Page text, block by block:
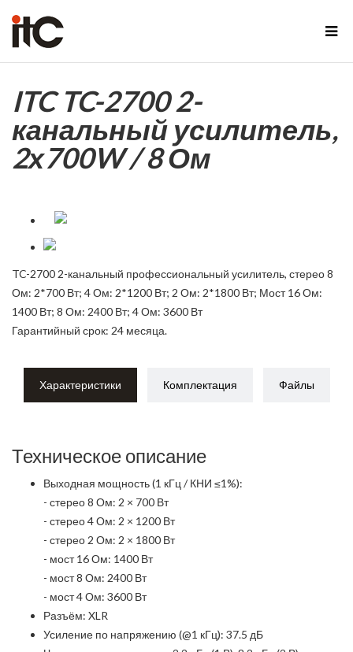
ITC TC-2700 2-
канальный усилитель,
2х700W / 8 Ом
TC-2700 2-канальный профессиональный усилитель, стерео 8
Ом: 2*700 Вт; 4 Ом: 2*1200 Вт; 2 Ом: 2*1800 Вт; Мост 16 Ом:
1400 Вт; 8 Ом: 2400 Вт; 4 Ом: 3600 Вт
Гарантийный срок: 24 месяца.
Характеристики Комплектация Файлы
Техническое описание
Выходная мощность (1 кГц / КНИ ≤1%):
- стерео 8 Ом: 2 × 700 Вт
- стерео 4 Ом: 2 × 1200 Вт
- стерео 2 Ом: 2 × 1800 Вт
- мост 16 Ом: 1400 Вт
- мост 8 Ом: 2400 Вт
- мост 4 Ом: 3600 Вт
Разъём: XLR
Усиление по напряжению (@1 кГц): 37.5 дБ